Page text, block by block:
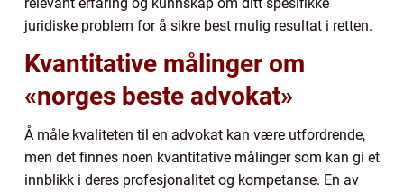
juridiske problem for å sikre best mulig resultat i retten.
Kvantitative målinger om
«norges beste advokat»
Å måle kvaliteten til en advokat kan være utfordrende,
men det finnes noen kvantitative målinger som kan gi et
innblikk i deres profesjonalitet og kompetanse. En av